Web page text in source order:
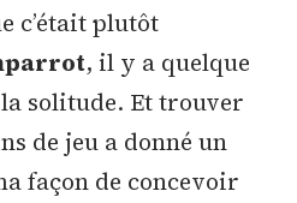
c’était plutôt
, il y a quelque
la solitude. Et trouver
de jeu a donné un
façon de concevoir